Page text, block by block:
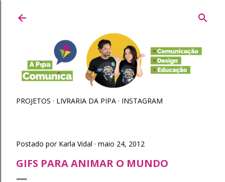
PROJETOS LIVRARIA DA PIPA INSTAGRAM
Postado por Karla Vidal maio 24, 2012
GIFS PARA ANIMAR O MUNDO